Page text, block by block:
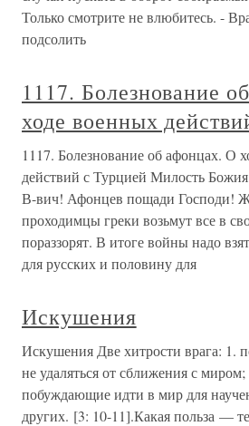
Только смотрите не влюбитесь. -
подсолить
1117. Болезнование
ходе военных
1117. Болезнование об афонцах. О
действий с Турцией Милость
В-вич! Афонцев пощади Господи!
проходимцы греки возьмут все в
пораззорят. В итоге войны надо
для русских и половину для
Искушения
Искушения Две хитрости врага: 1.
не удаляться от сближения с
побуждающие идти в мир для
других. [3: 10-11].Какая польза —